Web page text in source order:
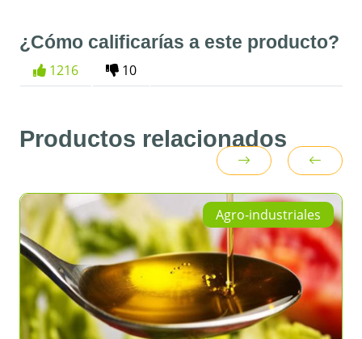
¿Cómo calificarías a este producto?
1216 10
Productos relacionados
Agro-industriales